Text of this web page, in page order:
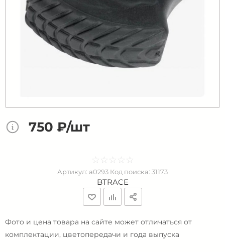
750 ₽/шт
☆ ☆ ☆ ☆ ☆
★ ★ ★ ★ ★
Артикул: a0293 Код поиска: 31173
BTRACE
Фото и цена товара на сайте может отличаться от
комплектации, цветопередачи и года выпуска